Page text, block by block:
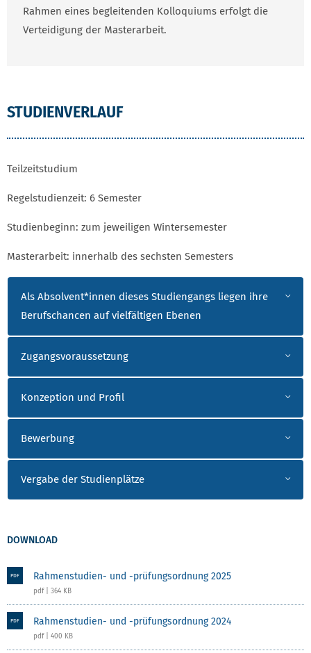
Rahmen eines begleitenden Kolloquiums erfolgt die
Verteidigung der Masterarbeit.
STUDIENVERLAUF UND ANSPRECHPARTNER
STUDIENVERLAUF
Teilzeitstudium
Regelstudienzeit: 6 Semester
Studienbeginn: zum jeweiligen Wintersemester
Masterarbeit: innerhalb des sechsten Semesters
WEITERE INFORMATIONEN ASW
Als Absolvent*innen dieses Studiengangs liegen ihre
Berufschancen auf vielfältigen Ebenen
Zugangsvoraussetzung
Konzeption und Profil
Bewerbung
Vergabe der Studienplätze
DOWNLOAD
PDF Rahmenstudien- und -prüfungsordnung 2025
pdf | 364 KB
PDF Rahmenstudien- und -prüfungsordnung 2024
pdf | 400 KB